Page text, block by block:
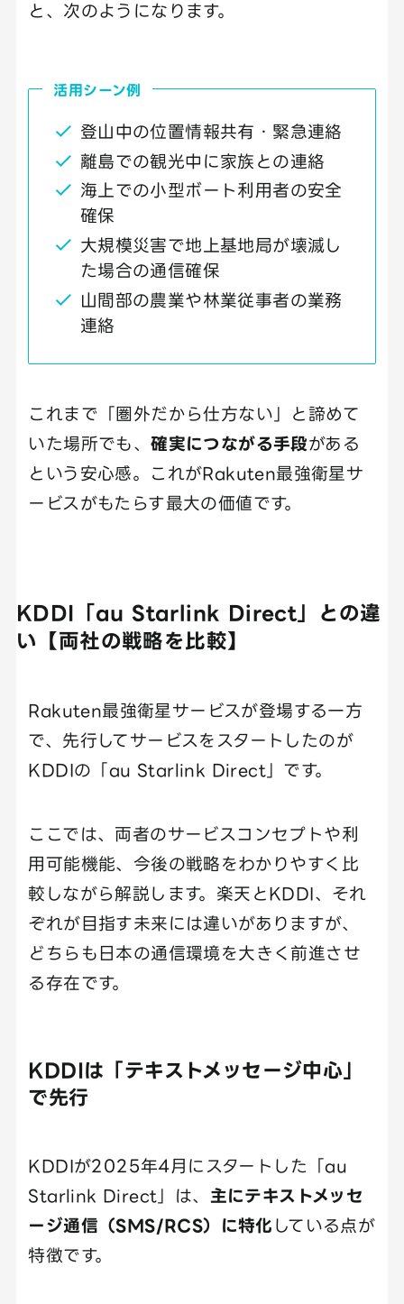
と、次のようになります。
活用シーン例
登山中の位置情報共有・緊急連絡
離島での観光中に家族との連絡
海上での小型ボート利用者の安全
確保
大規模災害で地上基地局が壊滅し
た場合の通信確保
山間部の農業や林業従事者の業務
連絡
これまで「圏外だから仕方ない」と諦めて
いた場所でも、確実につながる手段がある
という安心感。これがRakuten最強衛星サ
ービスがもたらす最大の価値です。
KDDI「au Starlink Direct」との違
い【両社の戦略を比較】
Rakuten最強衛星サービスが登場する一方
で、先行してサービスをスタートしたのが
KDDIの「au Starlink Direct」です。
ここでは、両者のサービスコンセプトや利
用可能機能、今後の戦略をわかりやすく比
較しながら解説します。楽天とKDDI、それ
ぞれが目指す未来には違いがありますが、
どちらも日本の通信環境を大きく前進させ
る存在です。
KDDIは「テキストメッセージ中心」
で先行
KDDIが2025年4月にスタートした「au
Starlink Direct」は、 主にテキストメッセ
ージ通信（SMS/RCS）に特化 している点が
特徴です。